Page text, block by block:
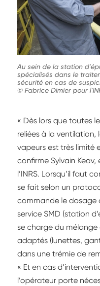
Au sein de la station
spécialisés dans le
sécurité en cas de
© Fabrice Dimier pour
« Dès lors que toutes
reliées à la ventilation,
vapeurs est très limité
confirme Sylvain
l’INRS. Lorsqu’il faut
se fait selon un
commande le dosage
service SMD (station
se charge du mélange
adaptés (lunettes,
dans une trémie de
« Et en cas
l’opérateur porte